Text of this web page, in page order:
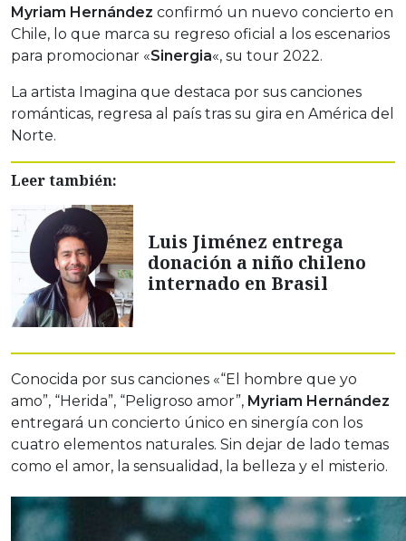
Myriam Hernández confirmó un nuevo concierto en
Chile, lo que marca su regreso oficial a los escenarios
para promocionar «Sinergia«, su tour 2022.
La artista Imagina que destaca por sus canciones
románticas, regresa al país tras su gira en América del
Norte.
Leer también:
Luis Jiménez entrega
donación a niño chileno
internado en Brasil
Conocida por sus canciones «“El hombre que yo
amo”, “Herida”, “Peligroso amor”, Myriam Hernández
entregará un concierto único en sinergía con los
cuatro elementos naturales. Sin dejar de lado temas
como el amor, la sensualidad, la belleza y el misterio.